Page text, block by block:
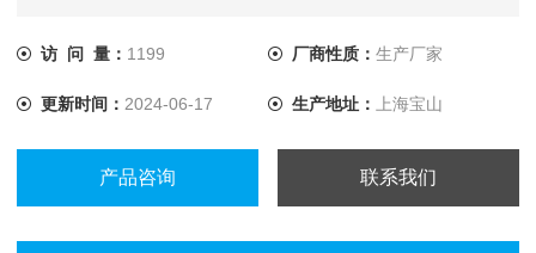
导航运输车在线充电系统，产品广泛应用于电力、铁路、通
统。
访 问 量： 1199 厂商性质： 生产厂家
更新时间： 2024-06-17 生产地址： 上海宝山
产品咨询 联系我们